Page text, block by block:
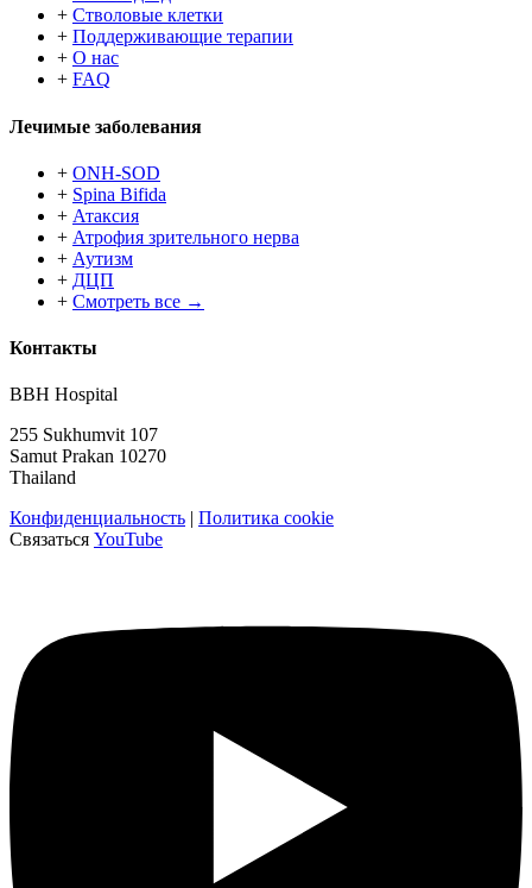
+ Стволовые клетки
+ Поддерживающие терапии
+ О нас
+ FAQ
Лечимые заболевания
+ ONH-SOD
+ Spina Bifida
+ Атаксия
+ Атрофия зрительного нерва
+ Аутизм
+ ДЦП
+ Смотреть все →
Контакты
BBH Hospital
255 Sukhumvit 107
Samut Prakan 10270
Thailand
Конфиденциальность | Политика cookie
Связаться YouTube